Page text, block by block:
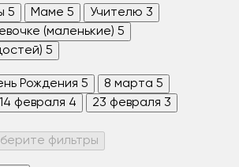
5 Маме 5 Учителю 3
(маленькие) 5
5
Рождения 5 8 марта 5
14 февраля 4 23 февраля 3
фильтры